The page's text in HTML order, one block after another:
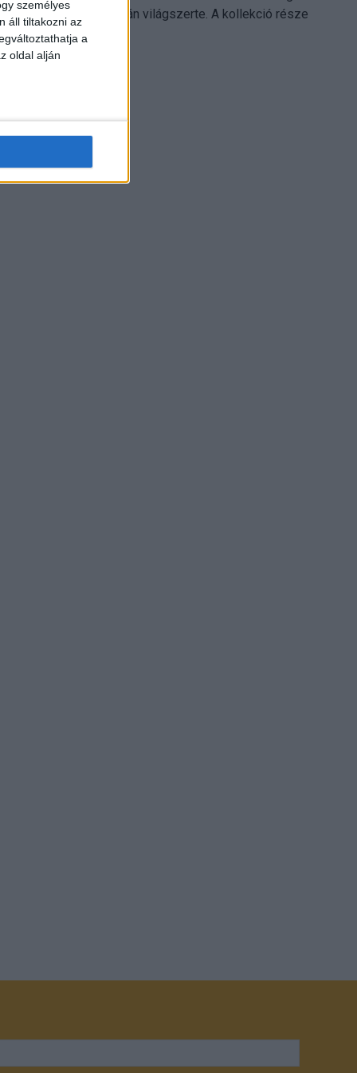
személyes
áll tiltakozni az
a
oldal alján
Electronics platformján világszerte. A kollekció része
Leonardo...